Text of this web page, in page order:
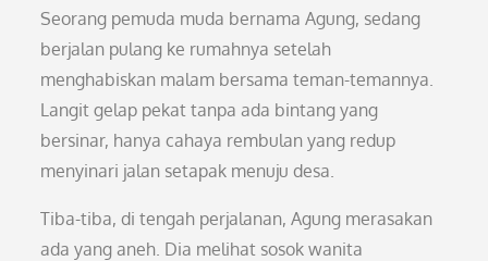
Seorang pemuda muda bernama Agung, sedang
berjalan pulang ke rumahnya setelah
menghabiskan malam bersama teman-temannya.
Langit gelap pekat tanpa ada bintang yang
bersinar, hanya cahaya rembulan yang redup
menyinari jalan setapak menuju desa.
Tiba-tiba, di tengah perjalanan, Agung merasakan
ada yang aneh. Dia melihat sosok wanita